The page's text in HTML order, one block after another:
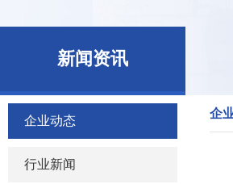
新闻资讯
企业动态
行业新闻
企